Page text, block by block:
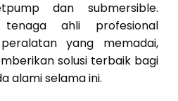
dan submersible.
tenaga ahli profesional
yang memadai,
solusi terbaik bagi
alami selama ini.